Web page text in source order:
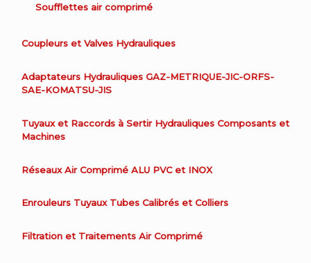
Soufflettes air comprimé
Coupleurs et Valves Hydrauliques
Adaptateurs Hydrauliques GAZ-METRIQUE-JIC-ORFS-
SAE-KOMATSU-JIS
Tuyaux et Raccords à Sertir Hydrauliques Composants et
Machines
Réseaux Air Comprimé ALU PVC et INOX
Enrouleurs Tuyaux Tubes Calibrés et Colliers
Filtration et Traitements Air Comprimé